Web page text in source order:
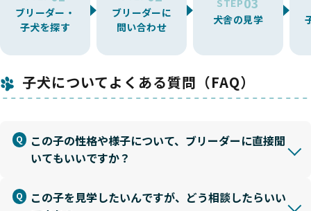
ブリーダー・
子犬を探す
ブリーダーに
問い合わせ
STEP
犬舎の見学
子犬についてよくある質問（FAQ）
この子の性格や様子について、ブリーダーに直接聞
いてもいいですか？
この子を見学したいんですが、どう相談したらいい